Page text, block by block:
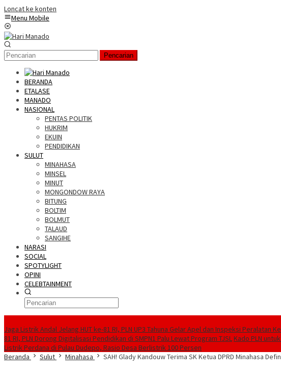
Loncat ke konten
Menu Mobile
Pencarian
BERANDA
ETALASE
MANADO
NASIONAL
PENTAS POLITIK
HUKRIM
EKUIN
PENDIDIKAN
SULUT
MINAHASA
MINSEL
MINUT
MONGONDOW RAYA
BITUNG
BOLTIM
BOLMUT
TALAUD
SANGIHE
NARASI
SOCIAL
SPOTYLIGHT
OPINI
CELEBTAINMENT
Jaga Listrik Andal Jelang HUT ke-81 RI, PLN UP3 Tahuna Gelar Apel dan Inspeksi Peralatan
81 RI, PLN Dorong Digitalisasi Pendidikan di SMPN1 Palu Lewat Program TJSLKado PLN
Listrik Perdana di Pulau Dudepo, Rasio Desa Berlistrik 100 Persen
Beranda
Sulut Minahasa SAH! Glady Kandouw Terima SK Ketua DPRD Minahasa